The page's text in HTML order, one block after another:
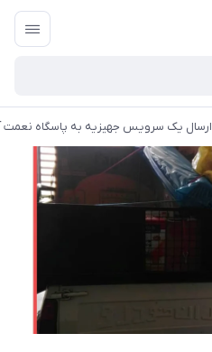
ارسال یک سرویس جهیزیه به پاسگاه نعمت آباد